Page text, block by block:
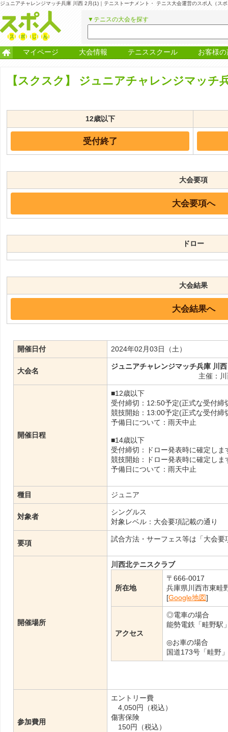
ジュニアチャレンジマッチ兵庫 川西 2月(1)｜テニストーナメント・ テニス大会運営のスポ人（ス
▼テニスの大会を探す
マイページ 大会情報 テニススクール お客様の
【スクスク】 ジュニアチャレンジマッチ
12歳以下
受付終了
大会要項
大会要項へ
ドロー
大会結果
大会結果へ
開催日付 2024年02月03日（土）
大会名
ジュニアチャレンジマッチ兵庫 川
主催：
開催日程
■12歳以下
受付締切：12:50予定(正式な受付
競技開始：13:00予定(正式な受付
予備日について：雨天中止
■14歳以下
受付締切：ドロー発表時に確定し
競技開始：ドロー発表時に確定し
予備日について：雨天中止
種目 ジュニア
対象者
シングルス
対象レベル：大会要項記載の通り
要項 試合方法・サーフェス等は「大会
開催場所
川西北テニスクラブ
所在地
〒666-0017
兵庫県川西市東畦
[Google地図]
アクセス
◎電車の場合
能勢電鉄「畦野駅
◎お車の場合
国道173号「畦野
参加費用
エントリー費
4,050円（税込）
傷害保険
150円（税込）